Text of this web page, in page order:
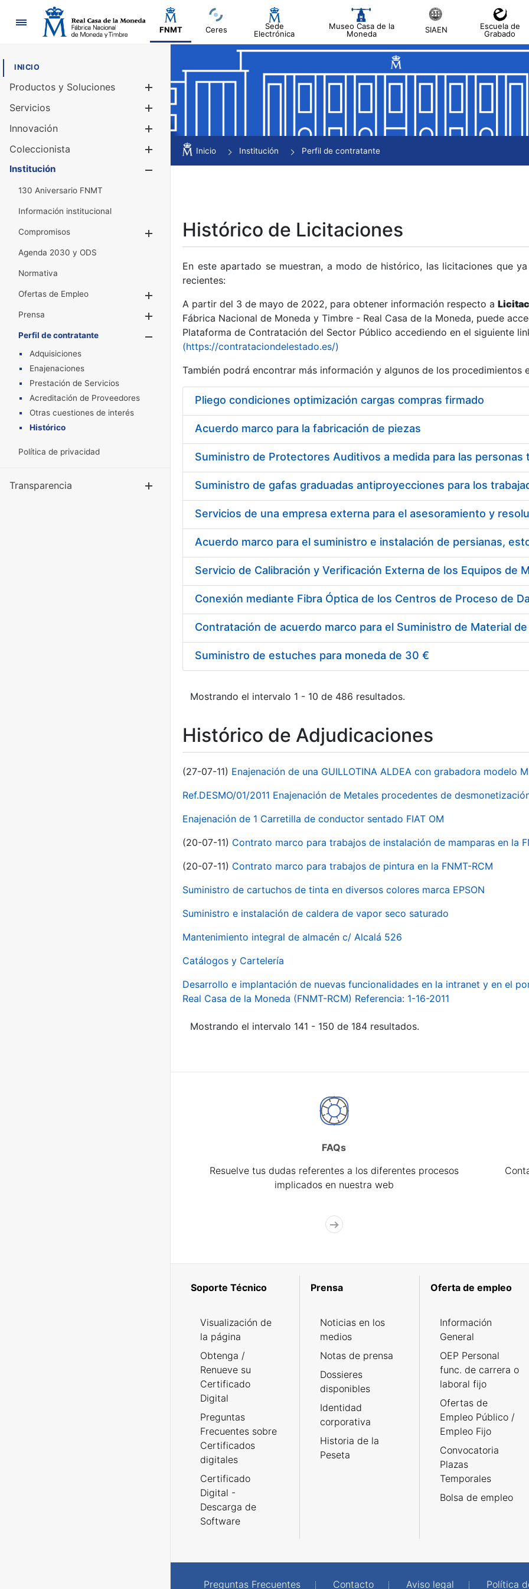
Navegación
FNMT Ceres
Sede
Electrónica
Museo Casa de la
Moneda
SIAEN
Escuela de
Grabado
INICIO
Productos y Soluciones
Mostrar/Ocultar
Servicios
Innovación
Coleccionista
Mostrar/Ocultar
Institución
130 Aniversario FNMT
Información institucional
Compromisos
Mostrar/Ocultar
Agenda 2030 y ODS
Normativa
Ofertas de Empleo
Prensa
Mostrar/Ocultar
Perfil de contratante
Mostrar/Ocultar
Adquisiciones
Enajenaciones
Prestación de Servicios
Acreditación de Proveedores
Otras cuestiones de interés
Histórico
Política de privacidad
Transparencia Mostrar/Ocultar
Inicio Institución Perfil de contratante
Histórico de Licitaciones
En este apartado se muestran, a modo de histórico, las licitaciones que
recientes:
A partir del 3 de mayo de 2022, para obtener información respecto a
Fábrica Nacional de Moneda y Timbre - Real Casa de la Moneda, puede
Plataforma de Contratación del Sector Público accediendo en el siguiente
(https://contrataciondelestado.es/)
También podrá encontrar más información y algunos de los procedimientos
Pliego condiciones optimización cargas compras firmado
Acuerdo marco para la fabricación de piezas
Acuerdo marco para el suministro e instalación de persianas,
Suministro de estuches para moneda de 30 €
Mostrando el intervalo 1 - 10 de 486 resultados.
Histórico de Adjudicaciones
(27-07-11) Enajenación de una GUILLOTINA ALDEA con grabadora modelo
Ref.DESMO/01/2011 Enajenación de Metales procedentes de
Enajenación de 1 Carretilla de conductor sentado FIAT OM
(20-07-11) Contrato marco para trabajos de instalación de mamparas en la
(20-07-11) Contrato marco para trabajos de pintura en la FNMT-RCM
Suministro de cartuchos de tinta en diversos colores marca EPSON
Suministro e instalación de caldera de vapor seco saturado
Mantenimiento integral de almacén c/ Alcalá 526
Catálogos y Cartelería
Desarrollo e implantación de nuevas funcionalidades en la intranet y en el
Real Casa de la Moneda (FNMT-RCM) Referencia: 1-16-2011
Mostrando el intervalo 141 - 150 de 184 resultados.
FAQs
Resuelve tus dudas referentes a los diferentes procesos
implicados en nuestra web
Soporte Técnico
Visualización de
la página
Obtenga /
Renueve su
Certificado
Digital
Preguntas
Frecuentes sobre
Certificados
digitales
Certificado
Digital -
Descarga de
Software
Prensa
Noticias en los
medios
Notas de prensa
Dossieres
disponibles
Identidad
corporativa
Historia de la
Peseta
Oferta de empleo
Información
General
OEP Personal
func. de carrera o
laboral fijo
Ofertas de
Empleo Público /
Empleo Fijo
Convocatoria
Plazas
Temporales
Bolsa de empleo
Preguntas Frecuentes Contacto Aviso legal Política